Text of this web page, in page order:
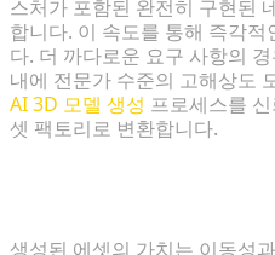
스처가 포함된 완전히 구현된
합니다. 이 속도를 통해 즉각
다. 더 까다로운 요구 사항의
내에 전문가 수준의 고해상도
AI 3D 모델 생성 프로세스를
셋 팩토리로 변환합니다.
생성된 에셋의 가치는 이동성